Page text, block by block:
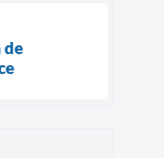
de